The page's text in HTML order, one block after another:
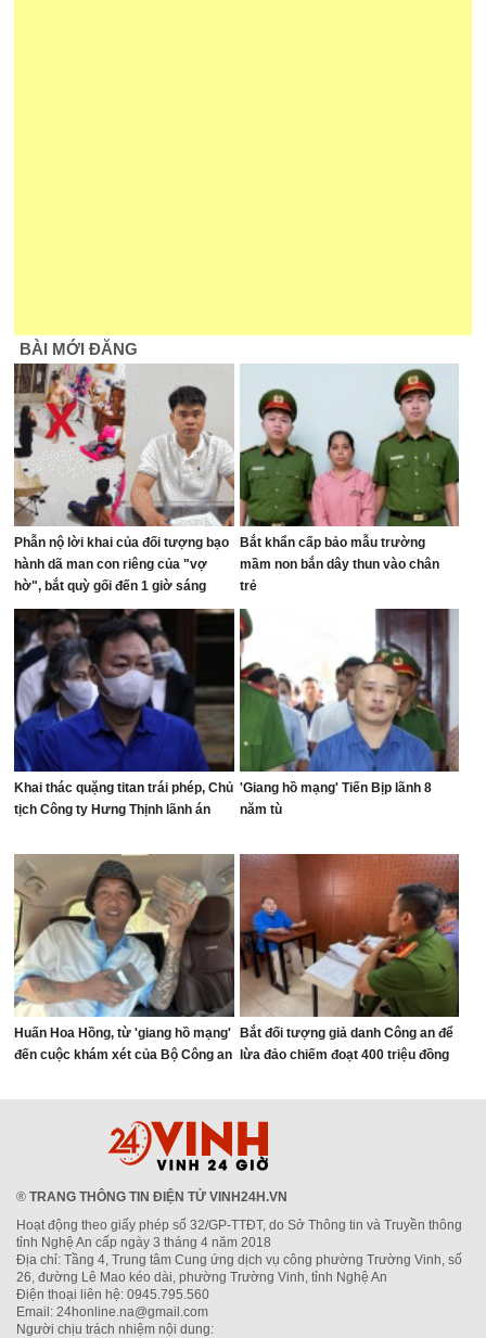
BÀI MỚI ĐĂNG
Phẫn nộ lời khai của đối tượng bạo
hành dã man con riêng của "vợ
hờ", bắt quỳ gối đến 1 giờ sáng
Bắt khẩn cấp bảo mẫu trường
mầm non bắn dây thun vào chân
trẻ
Khai thác quặng titan trái phép, Chủ
tịch Công ty Hưng Thịnh lãnh án
'Giang hồ mạng' Tiến Bịp lãnh 8
năm tù
Huấn Hoa Hồng, từ 'giang hồ mạng'
đến cuộc khám xét của Bộ Công an
Bắt đối tượng giả danh Công an để
lừa đảo chiếm đoạt 400 triệu đồng
® TRANG THÔNG TIN ĐIỆN TỬ VINH24H.VN
Hoạt động theo giấy phép số 32/GP-TTĐT, do Sở Thông tin và Truyền thông
tỉnh Nghệ An cấp ngày 3 tháng 4 năm 2018
Địa chỉ: Tầng 4, Trung tâm Cung ứng dịch vụ công phường Trường Vinh, số
26, đường Lê Mao kéo dài, phường Trường Vinh, tỉnh Nghệ An
Điện thoại liên hệ: 0945.795.560
Email: 24honline.na@gmail.com
Người chịu trách nhiệm nội dung: